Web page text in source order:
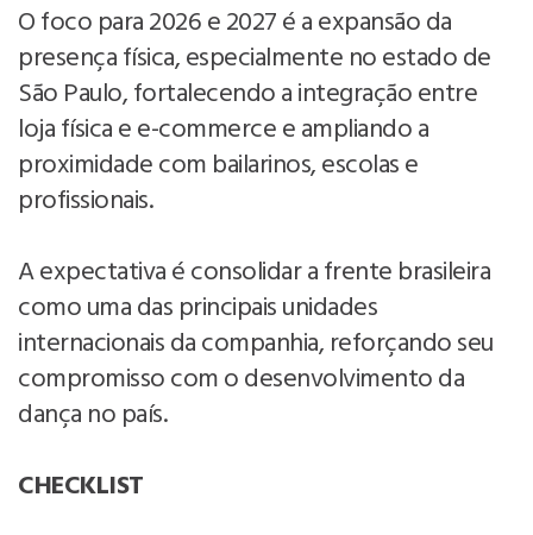
O foco para 2026 e 2027 é a expansão da
presença física, especialmente no estado de
São Paulo, fortalecendo a integração entre
loja física e e-commerce e ampliando a
proximidade com bailarinos, escolas e
profissionais.
A expectativa é consolidar a frente brasileira
como uma das principais unidades
internacionais da companhia, reforçando seu
compromisso com o desenvolvimento da
dança no país.
CHECKLIST